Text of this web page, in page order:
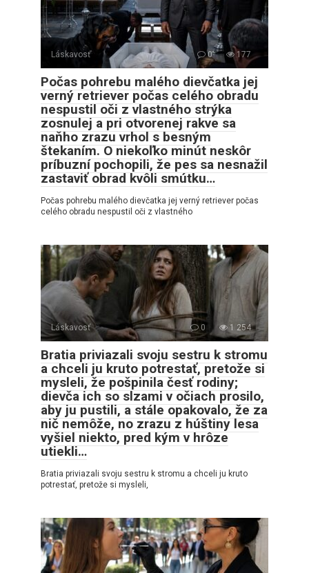
Láskavosť 0 177
Počas pohrebu malého dievčatka jej
verný retriever počas celého obradu
nespustil oči z vlastného strýka
zosnulej a pri otvorenej rakve sa
naňho zrazu vrhol s besným
štekaním. O niekoľko minút neskôr
príbuzní pochopili, že pes sa nesnažil
zastaviť obrad kvôli smútku…
Počas pohrebu malého dievčatka jej verný retriever počas
celého obradu nespustil oči z vlastného
Láskavosť 0 1 254
Bratia priviazali svoju sestru k stromu
a chceli ju kruto potrestať, pretože si
mysleli, že pošpinila česť rodiny;
dievča ich so slzami v očiach prosilo,
aby ju pustili, a stále opakovalo, že za
nič nemôže, no zrazu z húštiny lesa
vyšiel niekto, pred kým v hrôze
utiekli…
Bratia priviazali svoju sestru k stromu a chceli ju kruto
potrestať, pretože si mysleli,